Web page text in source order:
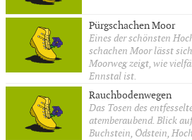
Pürgschachen Moor
Eines der schönsten
schachen Moor lässt
Moorweg zeigt, wie
Ennstal ist.
Rauchbodenwegen
Das Tosen des
atemberaubend. Blick
Buchstein, Ödstein,